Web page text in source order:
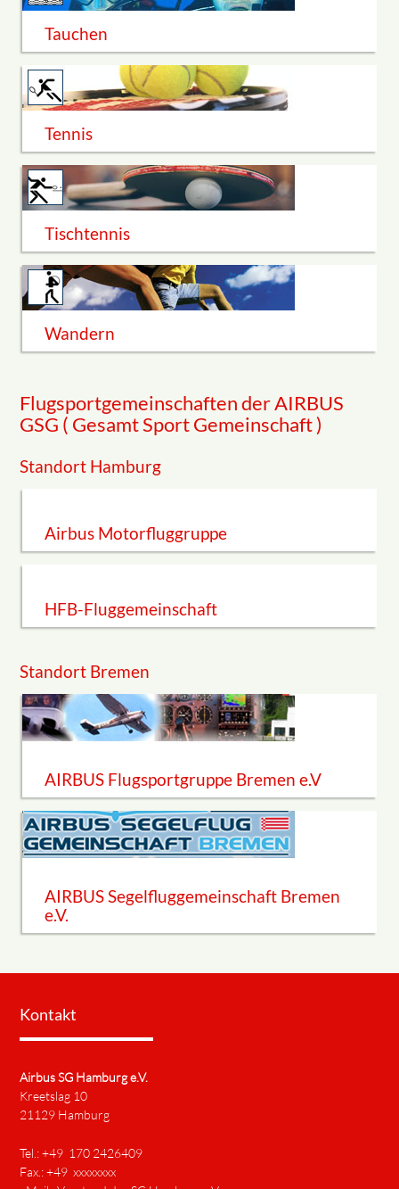
Tauchen
Tennis
Tischtennis
Wandern
Flugsportgemeinschaften der AIRBUS
GSG ( Gesamt Sport Gemeinschaft )
Standort Hamburg
Airbus Motorfluggruppe
HFB-Fluggemeinschaft
Standort Bremen
AIRBUS Flugsportgruppe Bremen e.V
AIRBUS Segelfluggemeinschaft Bremen
e.V.
Kontakt
Airbus SG Hamburg e.V.
Kreetslag 10
21129 Hamburg
Tel.: +49 170 2426409
Fax.: +49 xxxxxxxx